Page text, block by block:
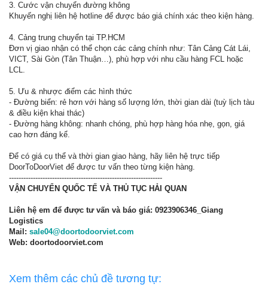
3. Cước vận chuyển đường không
Khuyến nghị liên hệ hotline để được báo giá chính xác theo kiện hàng.
4. Cảng trung chuyển tại TP.HCM
Đơn vị giao nhận có thể chọn các cảng chính như: Tân Cảng Cát Lái,
VICT, Sài Gòn (Tân Thuận…), phù hợp với nhu cầu hàng FCL hoặc
LCL.
5. Ưu & nhược điểm các hình thức
- Đường biển: rẻ hơn với hàng số lượng lớn, thời gian dài (tuỳ lịch tàu
& điều kiện khai thác)
- Đường hàng không: nhanh chóng, phù hợp hàng hóa nhẹ, gọn, giá
cao hơn đáng kể.
Để có giá cụ thể và thời gian giao hàng, hãy liên hệ trực tiếp
DoorToDoorViet để được tư vấn theo từng kiện hàng.
----------------------------------------------------------------
VẬN CHUYỂN QUỐC TẾ VÀ THỦ TỤC HẢI QUAN
Liên hệ em để được tư vấn và báo giá: 0923906346_Giang
Logistics
Mail: sale04@doortodoorviet.com
Web: doortodoorviet.com
Xem thêm các chủ đề tương tự: